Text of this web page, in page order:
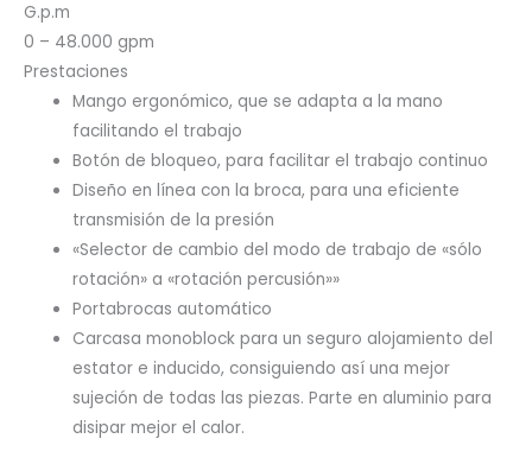
G.p.m
0 – 48.000 gpm
Prestaciones
Mango ergonómico, que se adapta a la mano
facilitando el trabajo
Botón de bloqueo, para facilitar el trabajo continuo
Diseño en línea con la broca, para una eficiente
transmisión de la presión
«Selector de cambio del modo de trabajo de «sólo
rotación» a «rotación percusión»»
Portabrocas automático
Carcasa monoblock para un seguro alojamiento del
estator e inducido, consiguiendo así una mejor
sujeción de todas las piezas. Parte en aluminio para
disipar mejor el calor.